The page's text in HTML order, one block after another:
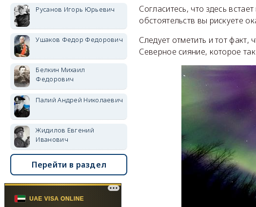
Согласитесь, что здесь
обстоятельств вы рискуете
Следует отметить и тот
Северное сияние, которое
Русанов Игорь Юрьевич
Ушаков Федор Федорович
Белкин Михаил
Федорович
Палий Андрей Николаевич
Жидилов Евгений
Иванович
Перейти в раздел